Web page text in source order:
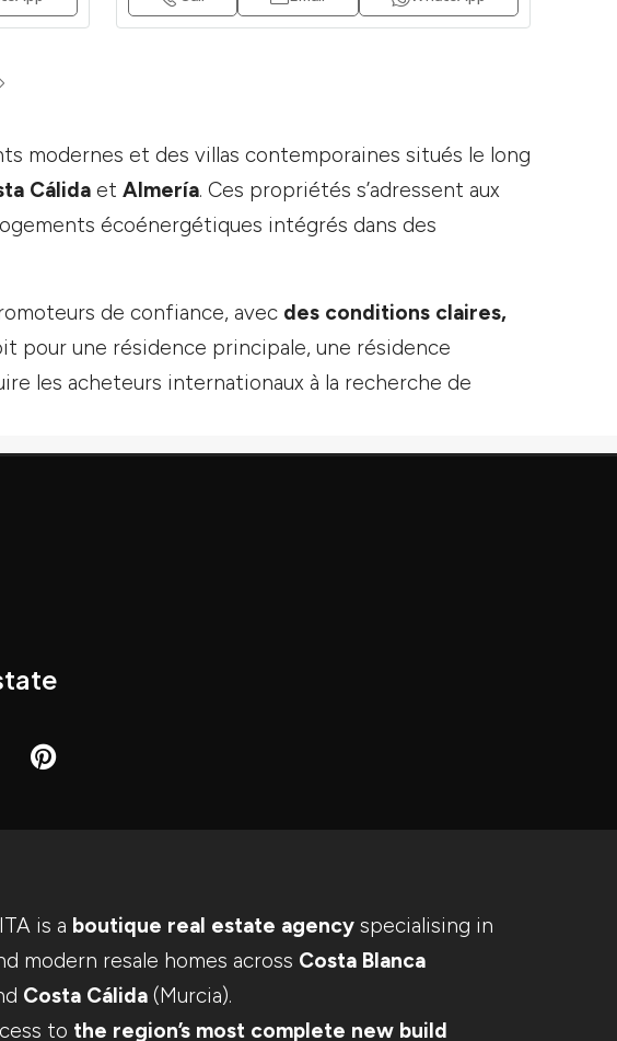
modernes et des villas contemporaines situés le long
Cálida et Almería. Ces propriétés s’adressent aux
écoénergétiques intégrés dans des
de confiance, avec des conditions claires,
pour une résidence principale, une résidence
les acheteurs internationaux à la recherche de
is a boutique real estate agencyspecialising in
modern resale homes across Costa Blanca
Costa Cálida (Murcia).
to the region’s most complete new build